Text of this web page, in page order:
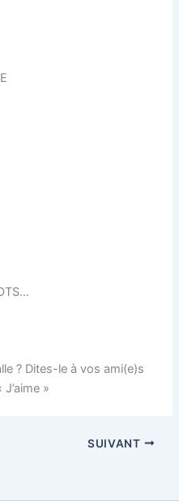
? Dites-le à vos ami(e)s
»
SUIVANT